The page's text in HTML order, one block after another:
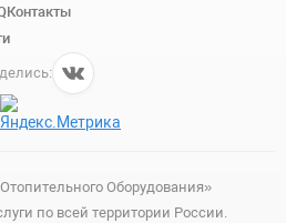
Контакты
Оборудования»
по всей территории России.